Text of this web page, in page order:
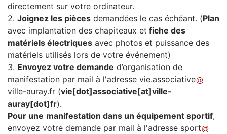
directement sur votre ordinateur.
2. Joignez les pièces demandées le cas échéant. (Plan
avec implantation des chapiteaux et fiche des
matériels électriques avec photos et puissance des
matériels utilisés lors de votre événement)
3. Envoyez votre demande d’organisation de
manifestation par mail à l'adresse vie.associative
ville-auray.fr (vie[dot]associative[at]ville-
auray[dot]fr).
Pour une manifestation dans un équipement sportif,
envoyez votre demande par mail à l'adresse sport